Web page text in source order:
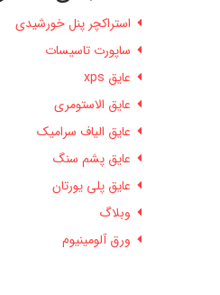
استراکچر پنل خورشیدی
ساپورت تاسیسات
عایق xps
عایق الاستومری
عایق الیاف سرامیک
عایق پشم سنگ
عایق پلی یورتان
وبلاگ
ورق آلومینیوم